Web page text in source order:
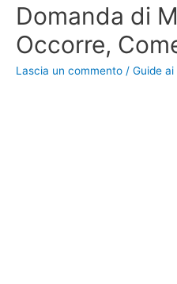
Domanda di
Occorre,
Lascia un commento / Guide